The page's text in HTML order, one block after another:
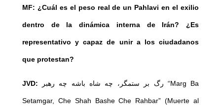
MF: ¿Cuál es el peso real de un Pahlavi en el exilio
dentro de la dinámica interna de Irán? ¿Es
representativo y capaz de unir a los ciudadanos
que protestan?
JVD: رگ بر ستمگر، چه شاه باشه چه رهبر “Marg Ba
Setamgar, Che Shah Bashe Che Rahbar” (Muerte al